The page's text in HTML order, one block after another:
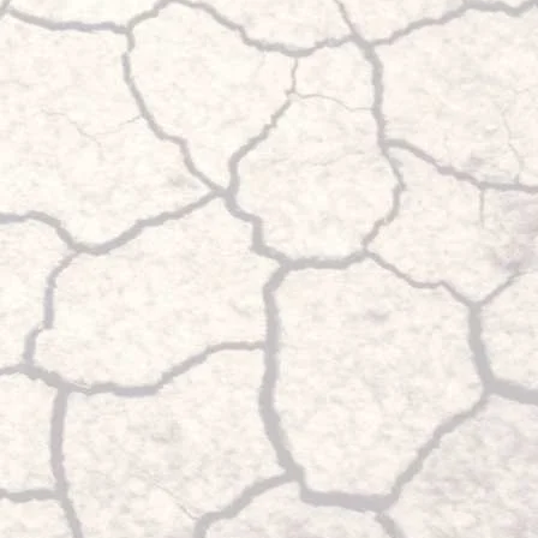
monolame acier d'origine et
roues simples